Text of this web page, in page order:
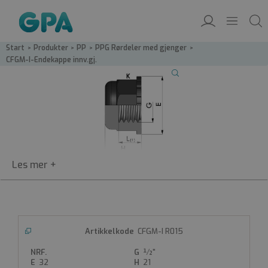
Start / Produkter / PP / PPG Rørdeler med gjenger /
CFGM-I-Endekappe innv.gj.
CFGM-I
PPG- endekappe
CFGM-I R015
½"
32
21